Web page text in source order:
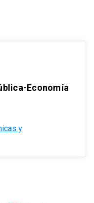
Economía
y